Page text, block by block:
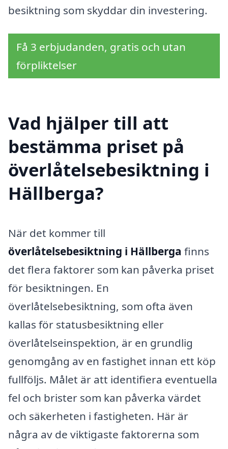
besiktning som skyddar din investering.
Få 3 erbjudanden, gratis och utan
förpliktelser
Vad hjälper till att
bestämma priset på
överlåtelsebesiktning i
Hällberga?
När det kommer till
överlåtelsebesiktning i Hällberga finns
det flera faktorer som kan påverka priset
för besiktningen. En
överlåtelsebesiktning, som ofta även
kallas för statusbesiktning eller
överlåtelseinspektion, är en grundlig
genomgång av en fastighet innan ett köp
fullföljs. Målet är att identifiera eventuella
fel och brister som kan påverka värdet
och säkerheten i fastigheten. Här är
några av de viktigaste faktorerna som